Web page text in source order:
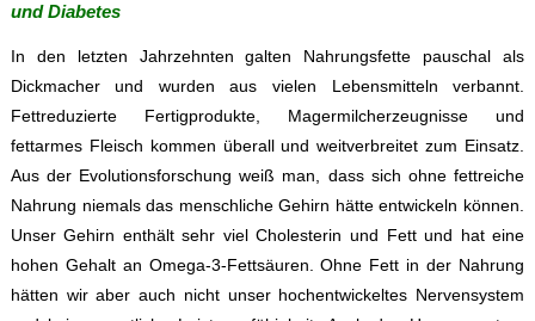
und Diabetes
In den letzten Jahrzehnten galten Nahrungsfette pauschal als
Dickmacher und wurden aus vielen Lebensmitteln verbannt.
Fettreduzierte Fertigprodukte, Magermilcherzeugnisse und
fettarmes Fleisch kommen überall und weitverbreitet zum Einsatz.
Aus der Evolutionsforschung weiß man, dass sich ohne fettreiche
Nahrung niemals das menschliche Gehirn hätte entwickeln können.
Unser Gehirn enthält sehr viel Cholesterin und Fett und hat eine
hohen Gehalt an Omega-3-Fettsäuren. Ohne Fett in der Nahrung
hätten wir aber auch nicht unser hochentwickeltes Nervensystem